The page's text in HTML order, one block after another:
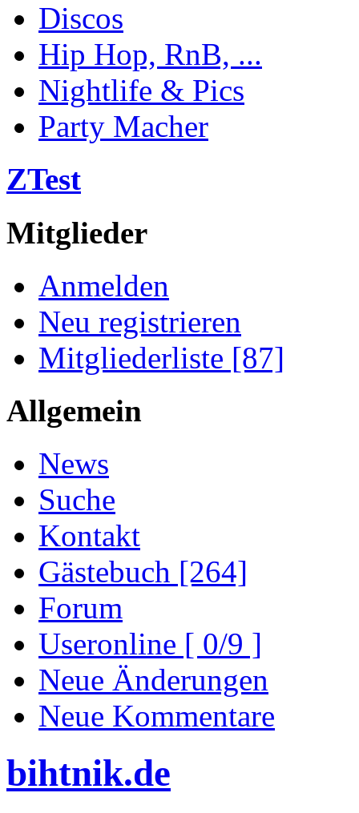
Discos
Hip Hop, RnB, ...
Nightlife & Pics
Party Macher
ZTest
Mitglieder
Anmelden
Neu registrieren
Mitgliederliste [87]
Allgemein
News
Suche
Kontakt
Gästebuch [264]
Forum
Useronline [ 0/9 ]
Neue Änderungen
Neue Kommentare
bihtnik.de